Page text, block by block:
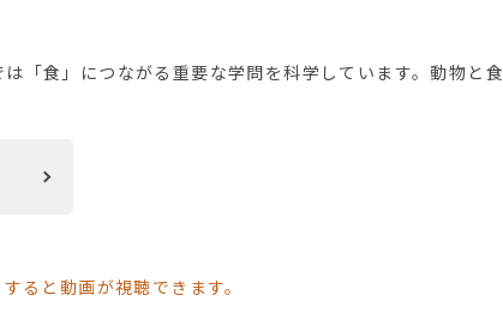
「食」につながる重要な学問を科学しています。動物と食
ると動画が視聴できます。